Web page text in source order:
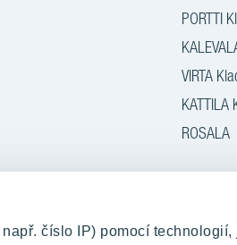
číslo IP) pomocí
PORTTI
VIRTA
KATTILA
ROSALA